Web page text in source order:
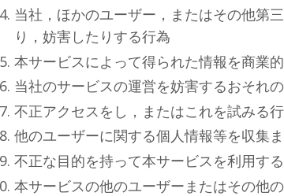
当社 ，ほかのユーザー，またはその他第
り，妨害したりする行為
本サービスによって得られた情報を商業
当社のサービスの運営を妨害するおそれ
不正アクセスをし，またはこれを試みる
他のユーザーに関する個人情報等を収集
不正な目的を持って本サービスを利用す
本サービスの他のユーザーまたはその他